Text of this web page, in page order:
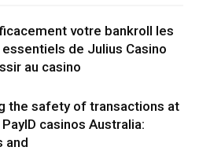
votre bankroll les
de Julius Casino
au casino
the safety of transactions at
casinos Australia:
and